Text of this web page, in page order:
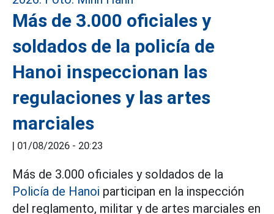
Más de 3.000 oficiales y
soldados de la policía de
Hanoi inspeccionan las
regulaciones y las artes
marciales
01/08/2026 - 20:23
Más de 3.000 oficiales y soldados de la
Policía de Hanoi participan en la inspección
del reglamento, militar y de artes marciales en